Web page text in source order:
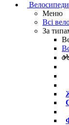
Велосипеди
Меню
Всі
За